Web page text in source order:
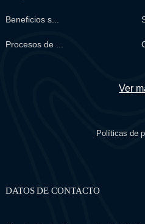
Beneficios s...
Procesos de ...
Ver
Políticas de
DATOS DE CONTACTO